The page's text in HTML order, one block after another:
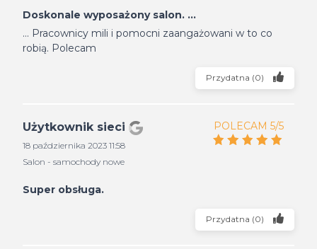
Doskonale wyposażony salon. ...
... Pracownicy mili i pomocni zaangażowani w to co
robią. Polecam
Przydatna (0)
Użytkownik sieci
18 października 2023 11:58
Salon - samochody nowe
POLECAM 5/5
Super obsługa.
Przydatna (0)